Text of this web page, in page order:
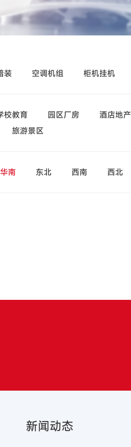
装 空调机组 柜机挂机
校教育 园区厂房 酒店地产
旅游景区
华南 东北 西南 西北
新闻动态